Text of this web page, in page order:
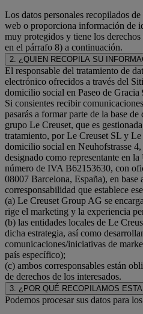
Los datos personales recopilados
web o proporciona información de
muy protegidos y tiene los
en el párrafo 8) a continuación.
2. ¿QUIEN RECOPILA SU
El responsable del tratamiento de
electrónico ofrecidos a través del
domicilio social en Paseo de Gracia
Si consientes recibir
pasarás a formar parte de la base
grupo Le Creuset, que es
tratamiento, por Le Creuset SL y
domicilio social en Neuhofstrasse
designado como representante en
número de IVA B62153630, con
08007 Barcelona, España), en base
corresponsabilidad que establece
(a) Le Creuset Group AG se
rige el marketing y la experiencia
(b) las entidades locales de Le
dicha estrategia, así como
comunicaciones/iniciativas de
país específico);
(c) ambos corresponsables están
de derechos de los interesados.
3. ¿POR QUÉ RECOPILAMOS
Podemos procesar sus datos para